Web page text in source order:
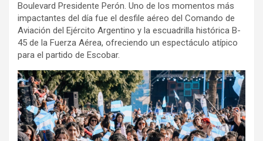
Boulevard Presidente Perón. Uno de los momentos más
impactantes del día fue el desfile aéreo del Comando de
Aviación del Ejército Argentino y la escuadrilla histórica B-
45 de la Fuerza Aérea, ofreciendo un espectáculo atípico
para el partido de Escobar.